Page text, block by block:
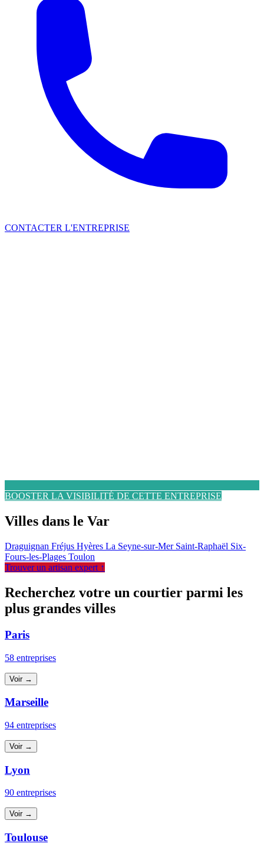
CONTACTER L'ENTREPRISE
BOOSTER LA VISIBILITÉ DE CETTE ENTREPRISE
Villes dans le Var
Draguignan Fréjus Hyères La Seyne-sur-Mer Saint-Raphaël Six-
Fours-les-Plages Toulon
Trouver un artisan expert ↑
Recherchez votre un courtier parmi les
plus grandes villes
Paris
58 entreprises
Voir →
Marseille
94 entreprises
Voir →
Lyon
90 entreprises
Voir →
Toulouse